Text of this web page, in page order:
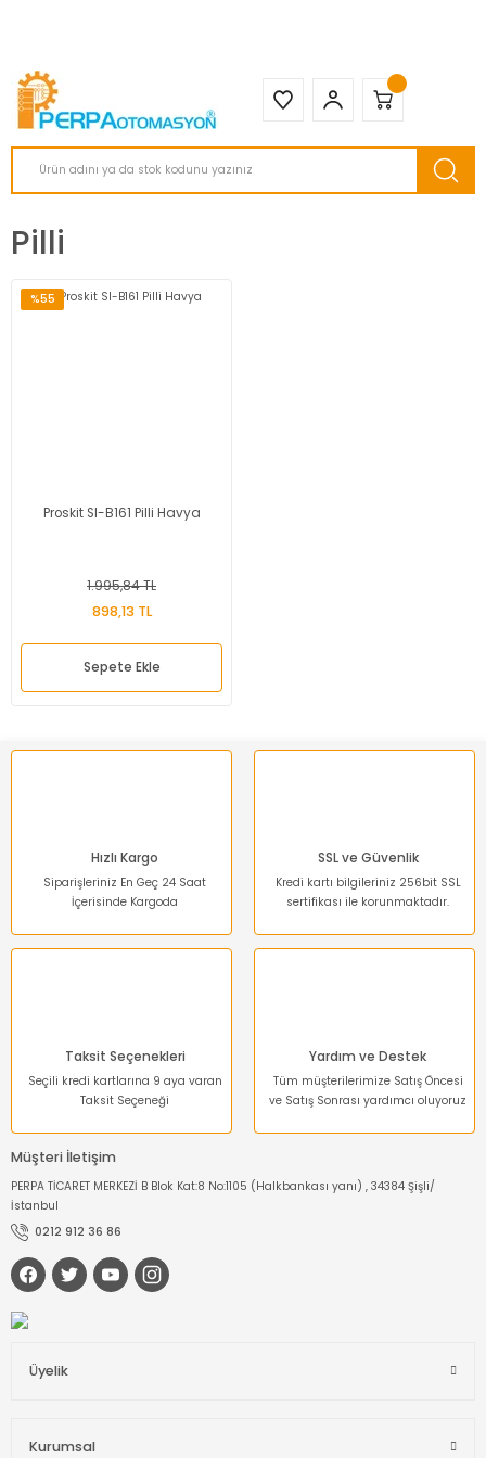
Pilli
%55
Proskit SI-B161 Pilli Havya
1.995,84 TL
898,13 TL
Sepete Ekle
Hızlı Kargo
Siparişleriniz En Geç 24 Saat
İçerisinde Kargoda
SSL ve Güvenlik
Kredi kartı bilgileriniz 256bit SSL
sertifikası ile korunmaktadır.
Taksit Seçenekleri
Seçili kredi kartlarına 9 aya varan
Taksit Seçeneği
Yardım ve Destek
Tüm müşterilerimize Satış Öncesi
ve Satış Sonrası yardımcı oluyoruz
Müşteri İletişim
PERPA TİCARET MERKEZİ B Blok Kat:8 No:1105 (Halkbankası yanı) , 34384 Şişli/
İstanbul
0212 912 36 86
Üyelik
Kurumsal